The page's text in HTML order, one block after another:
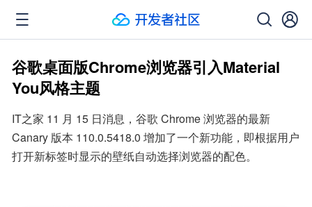
谷歌桌面版Chrome浏览器引入Material
You风格主题
IT之家 11 月 15 日消息，谷歌 Chrome 浏览器的最新
Canary 版本 110.0.5418.0 增加了一个新功能，即根据用户
打开新标签时显示的壁纸自动选择浏览器的配色。